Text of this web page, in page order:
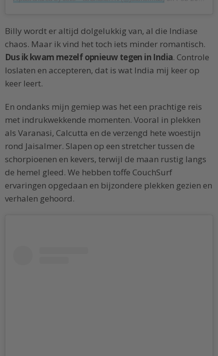
Billy wordt er altijd dolgelukkig van, al die Indiase
chaos. Maar ik vind het toch iets minder romantisch.
Dus ik kwam mezelf opnieuw tegen in India. Controle
loslaten en accepteren, dat is wat India mij keer op
keer leert.
En ondanks mijn gemiep was het een prachtige reis
met indrukwekkende momenten. Vooral in plekken
als Varanasi, Calcutta en de verzengd hete woestijn
rond Jaisalmer. Slapen op een stretcher tussen de
schorpioenen en kevers, terwijl de maan rustig langs
de hemel gleed. We hebben toffe CouchSurf
ervaringen opgedaan en bijzondere plekken gezien en
verhalen gehoord.